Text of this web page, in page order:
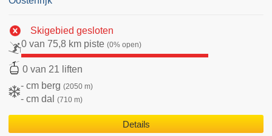
Skigebied gesloten
0 van 75,8 km piste (0% open)
0 van 21 liften
- cm berg (2050 m)
- cm dal (710 m)
Details